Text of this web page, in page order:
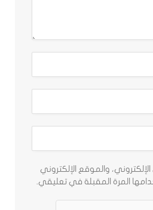
والموقع الإلكتروني
المرة المقبلة في تعليقي.